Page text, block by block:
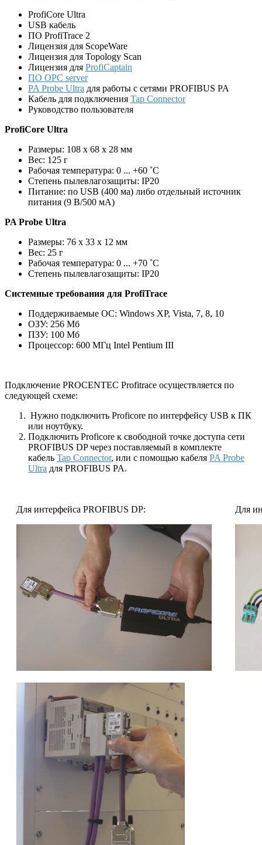
ProfiCore Ultra
USB кабель
ПО ProfiTrace 2
Лицензия для ScopeWare
Лицензия для Topology Scan
Лицензия для ProfiCaptain
ПО OPC server
PA Probe Ultra для работы с сетями PROFIBUS PA
Кабель для подключения Tap Connector
Руководство пользователя
ProfiCore Ultra
Размеры: 108 х 68 х 28 мм
Вес: 125 г
Рабочая температура: 0 ... +60 ˚C
Степень пылевлагозащиты: IP20
Питание: по USB (400 ма) либо отдельный источник
питания (9 В/500 мА)
PA Probe Ultra
Размеры: 76 х 33 х 12 мм
Вес: 25 г
Рабочая температура: 0 ... +70 ˚C
Степень пылевлагозащиты: IP20
Системные требования для ProfiTrace
Поддерживаемые ОС: Windows XP, Vista, 7, 8, 10
ОЗУ: 256 Мб
ПЗУ: 100 Мб
Процессор: 600 МГц Intel Pentium III
Подключение PROCENTEC Profitrace осуществляется по
следующей схеме:
Нужно подключить Proficore по интерфейсу USB к ПК
или ноутбуку.
Подключить Proficore к свободной точке доступа сети
PROFIBUS DP через поставляемый в комплекте
кабель Tap Connector, или с помощью кабеля PA Probe
Ultra для PROFIBUS PA.
Для интерфейса PROFIBUS DP: Для